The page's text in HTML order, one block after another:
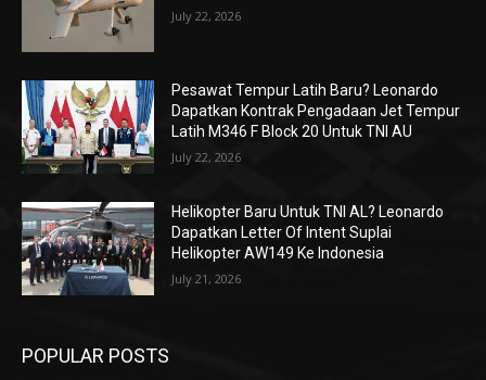
July 22, 2026
Pesawat Tempur Latih Baru? Leonardo
Dapatkan Kontrak Pengadaan Jet Tempur
Latih M346 F Block 20 Untuk TNI AU
July 22, 2026
Helikopter Baru Untuk TNI AL? Leonardo
Dapatkan Letter Of Intent Suplai
Helikopter AW149 Ke Indonesia
July 21, 2026
POPULAR POSTS